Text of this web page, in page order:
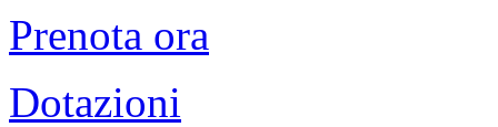
Prenota ora
Dotazioni